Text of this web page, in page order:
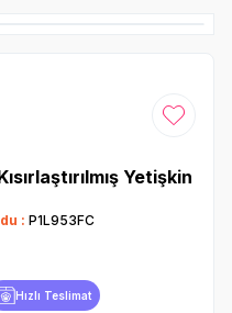
Favoriye
Yetişkin
: P1L953FC
Hızlı Teslimat